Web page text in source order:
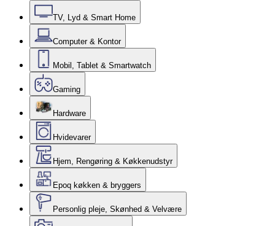
TV, Lyd & Smart Home
Computer & Kontor
Mobil, Tablet & Smartwatch
Gaming
Hardware
Hvidevarer
Hjem, Rengøring & Køkkenudstyr
Epoq køkken & bryggers
Personlig pleje, Skønhed & Velvære